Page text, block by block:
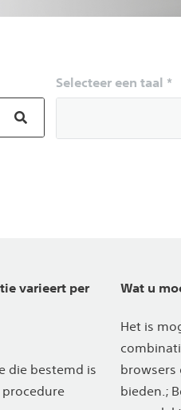
Selecteer een taal *
varieert per
die bestemd is
Wat u
Het is
browsers
bieden.;